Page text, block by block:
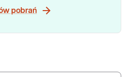
pobrań